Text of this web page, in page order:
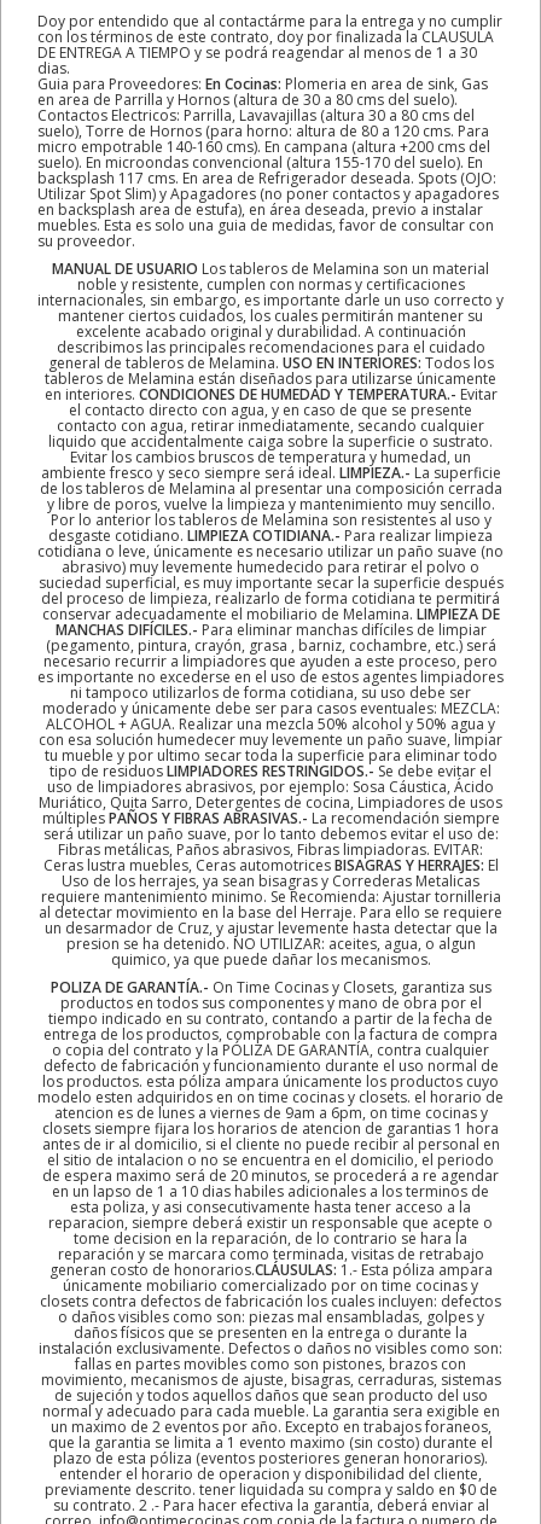
Doy por entendido que al contactárme para la entrega y no cumplir
con los términos de este contrato, doy por finalizada la CLAUSULA
DE ENTREGA A TIEMPO y se podrá reagendar al menos de 1 a 30
dias.
Guia para Proveedores: En Cocinas: Plomeria en area de sink, Gas
en area de Parrilla y Hornos (altura de 30 a 80 cms del suelo).
Contactos Electricos: Parrilla, Lavavajillas (altura 30 a 80 cms del
suelo), Torre de Hornos (para horno: altura de 80 a 120 cms. Para
micro empotrable 140-160 cms). En campana (altura +200 cms del
suelo). En microondas convencional (altura 155-170 del suelo). En
backsplash 117 cms. En area de Refrigerador deseada. Spots (OJO:
Utilizar Spot Slim) y Apagadores (no poner contactos y apagadores
en backsplash area de estufa), en área deseada, previo a instalar
muebles. Esta es solo una guia de medidas, favor de consultar con
su proveedor.
MANUAL DE USUARIO Los tableros de Melamina son un material
noble y resistente, cumplen con normas y certificaciones
internacionales, sin embargo, es importante darle un uso correcto y
mantener ciertos cuidados, los cuales permitirán mantener su
excelente acabado original y durabilidad. A continuación
describimos las principales recomendaciones para el cuidado
general de tableros de Melamina. USO EN INTERIORES: Todos los
tableros de Melamina están diseñados para utilizarse únicamente
en interiores. CONDICIONES DE HUMEDAD Y TEMPERATURA.- Evitar
el contacto directo con agua, y en caso de que se presente
contacto con agua, retirar inmediatamente, secando cualquier
liquido que accidentalmente caiga sobre la superficie o sustrato.
Evitar los cambios bruscos de temperatura y humedad, un
ambiente fresco y seco siempre será ideal. LIMPIEZA.- La superficie
de los tableros de Melamina al presentar una composición cerrada
y libre de poros, vuelve la limpieza y mantenimiento muy sencillo.
Por lo anterior los tableros de Melamina son resistentes al uso y
desgaste cotidiano. LIMPIEZA COTIDIANA.- Para realizar limpieza
cotidiana o leve, únicamente es necesario utilizar un paño suave (no
abrasivo) muy levemente humedecido para retirar el polvo o
suciedad superficial, es muy importante secar la superficie después
del proceso de limpieza, realizarlo de forma cotidiana te permitirá
conservar adecuadamente el mobiliario de Melamina. LIMPIEZA DE
MANCHAS DIFÍCILES.- Para eliminar manchas difíciles de limpiar
(pegamento, pintura, crayón, grasa , barniz, cochambre, etc.) será
necesario recurrir a limpiadores que ayuden a este proceso, pero
es importante no excederse en el uso de estos agentes limpiadores
ni tampoco utilizarlos de forma cotidiana, su uso debe ser
moderado y únicamente debe ser para casos eventuales: MEZCLA:
ALCOHOL + AGUA. Realizar una mezcla 50% alcohol y 50% agua y
con esa solución humedecer muy levemente un paño suave, limpiar
tu mueble y por ultimo secar toda la superficie para eliminar todo
tipo de residuosLIMPIADORES RESTRINGIDOS.- Se debe evitar el
uso de limpiadores abrasivos, por ejemplo: Sosa Cáustica, Ácido
Muriático, Quita Sarro, Detergentes de cocina, Limpiadores de usos
múltiplesPAÑOS Y FIBRAS ABRASIVAS.- La recomendación siempre
será utilizar un paño suave, por lo tanto debemos evitar el uso de:
Fibras metálicas, Paños abrasivos, Fibras limpiadoras. EVITAR:
Ceras lustra muebles, Ceras automotricesBISAGRAS Y HERRAJES: El
Uso de los herrajes, ya sean bisagras y Correderas Metalicas
requiere mantenimiento minimo. Se Recomienda: Ajustar tornilleria
al detectar movimiento en la base del Herraje. Para ello se requiere
un desarmador de Cruz, y ajustar levemente hasta detectar que la
presion se ha detenido. NO UTILIZAR: aceites, agua, o algun
quimico, ya que puede dañar los mecanismos.
POLIZA DE GARANTÍA.- On Time Cocinas y Closets, garantiza sus
productos en todos sus componentes y mano de obra por el
tiempo indicado en su contrato, contando a partir de la fecha de
entrega de los productos, comprobable con la factura de compra
o copia del contrato y la PÓLIZA DE GARANTÍA, contra cualquier
defecto de fabricación y funcionamiento durante el uso normal de
los productos. esta póliza ampara únicamente los productos cuyo
modelo esten adquiridos en on time cocinas y closets. el horario de
atencion es de lunes a viernes de 9am a 6pm, on time cocinas y
closets siempre fijara los horarios de atencion de garantias 1 hora
antes de ir al domicilio, si el cliente no puede recibir al personal en
el sitio de intalacion o no se encuentra en el domicilio, el periodo
de espera maximo será de 20 minutos, se procederá a re agendar
en un lapso de 1 a 10 dias habiles adicionales a los terminos de
esta poliza, y asi consecutivamente hasta tener acceso a la
reparacion, siempre deberá existir un responsable que acepte o
tome decision en la reparación, de lo contrario se hara la
reparación y se marcara como terminada, visitas de retrabajo
generan costo de honorarios.CLÁUSULAS: 1.- Esta póliza ampara
únicamente mobiliario comercializado por on time cocinas y
closets contra defectos de fabricación los cuales incluyen: defectos
o daños visibles como son: piezas mal ensambladas, golpes y
daños físicos que se presenten en la entrega o durante la
instalación exclusivamente. Defectos o daños no visibles como son:
fallas en partes movibles como son pistones, brazos con
movimiento, mecanismos de ajuste, bisagras, cerraduras, sistemas
de sujeción y todos aquellos daños que sean producto del uso
normal y adecuado para cada mueble. La garantia sera exigible en
un maximo de 2 eventos por año. Excepto en trabajos foraneos,
que la garantia se limita a 1 evento maximo (sin costo) durante el
plazo de esta póliza (eventos posteriores generan honorarios).
entender el horario de operacion y disponibilidad del cliente,
previamente descrito. tener liquidada su compra y saldo en $0 de
su contrato. 2 .- Para hacer efectiva la garantía, deberá enviar al